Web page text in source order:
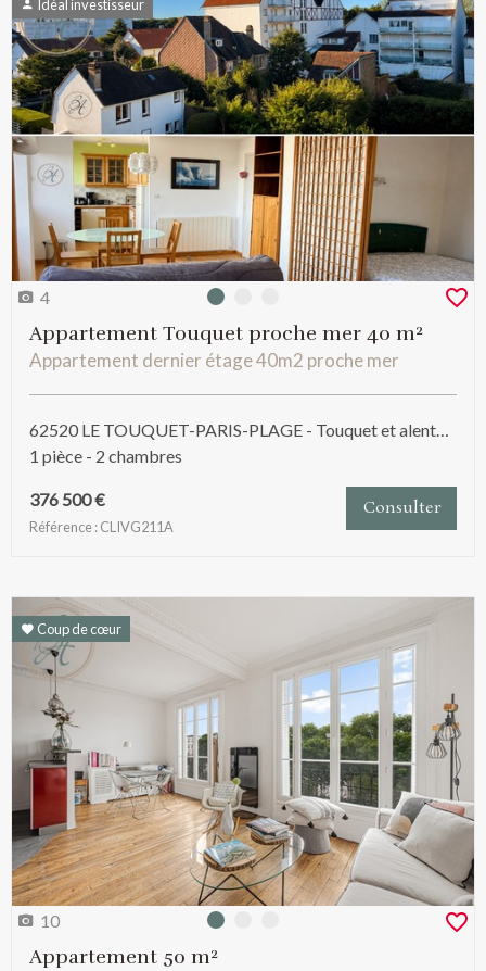
Idéal investisseur
4 Photo 0
Appartement Touquet proche mer 40 m²
Appartement dernier étage 40m2 proche mer
62520 LE TOUQUET-PARIS-PLAGE - Touquet et alentours
1 pièce - 2 chambres
376 500 €
Référence : CLIVG211A
Consulter
Coup de cœur
10 Photo 0
Appartement 50 m²